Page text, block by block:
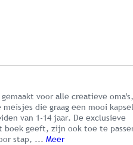
voor alle creatieve oma's,
die graag een mooi
van 1-14 jaar. De exclusieve
boek geeft, zijn ook toe te
stap, ... Meer